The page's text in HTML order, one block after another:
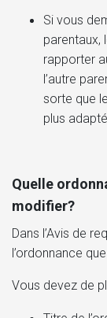
Si vous
parentaux,
rapporter
l’autre
sorte que
plus
Quelle
modifier?
Dans l’Avis de
l’ordonnance
Vous devez de